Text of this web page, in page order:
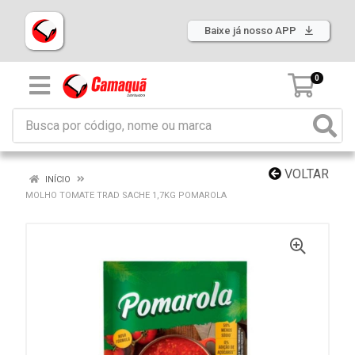
Baixe já nosso APP
0
VOLTAR
INÍCIO
MOLHO TOMATE TRAD SACHE 1,7KG POMAROLA